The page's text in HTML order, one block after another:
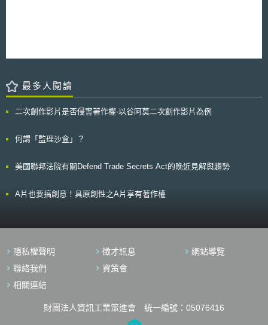
以及，對於隱私權與公民自由之保障亦非常重要，就隱私權與公民自由
之保障，網路保護法主要在第103條第4項設有相關規定。對於資訊安全，
該項第1款規定，依本法第103條之規定進行資訊系統之監控、執行防禦辦
同項第2款則更進一步規定了特定個人資料在一定條件下應被移除。該款規
路威脅指標進行復核，以評估該指標是否含有任何令該機構合理相信
（reasonably believes）與網路安全威脅非直接相關，且於分享時（at the
該等資訊。
最多人閱讀
二次創作影片是否侵害著作權-以谷阿莫二次創作影片為例
何謂「監理沙盒」？
美國聯邦法院有關Defend Trade Secrets Act的晚近見解與趨勢
A片也要搞創意！具原創性之A片享有著作權
隱私權聲明 徵才訊息
網站導覽
聯絡我們
資策會
相關連結
財團法人資訊工業策進會 統一編號：05076416